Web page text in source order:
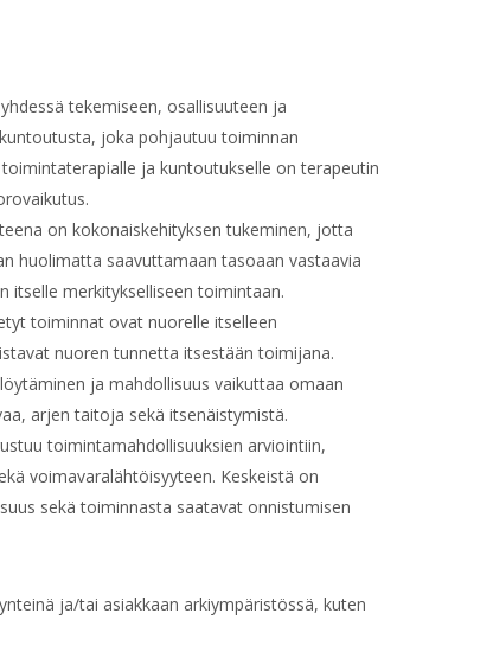
tekemiseen, osallisuuteen ja
joka pohjautuu toiminnan
ja kuntoutukselle on terapeutin
on kokonaiskehityksen tukeminen, jotta
huolimatta saavuttamaan tasoaan vastaavia
itselle merkitykselliseen toimintaan.
toiminnat ovat nuorelle itselleen
nuoren tunnetta itsestään toimijana.
ja mahdollisuus vaikuttaa omaan
arjen taitoja sekä itsenäistymistä.
toimintamahdollisuuksien arviointiin,
voimavaralähtöisyyteen. Keskeistä on
sekä toiminnasta saatavat onnistumisen
ja/tai asiakkaan arkiympäristössä, kuten